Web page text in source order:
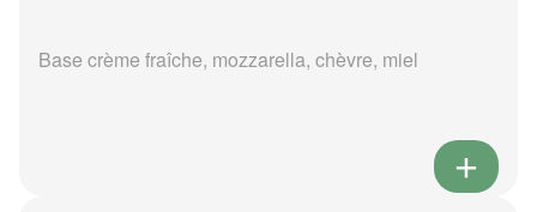
Base crème fraîche, mozzarella, chèvre, miel